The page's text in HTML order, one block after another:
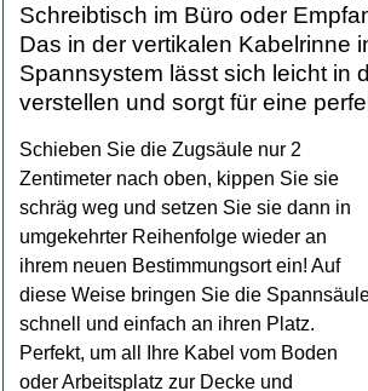
Schreibtisch im Büro oder
Das in der vertikalen Kabelrinne
Spannsystem lässt sich leicht in
verstellen und sorgt für eine
Schieben Sie die Zugsäule nur 2
Zentimeter nach oben, kippen Sie sie
schräg weg und setzen Sie sie dann in
umgekehrter Reihenfolge wieder an
ihrem neuen Bestimmungsort ein! Auf
diese Weise bringen Sie die
schnell und einfach an ihren Platz.
Perfekt, um all Ihre Kabel vom Boden
oder Arbeitsplatz zur Decke und